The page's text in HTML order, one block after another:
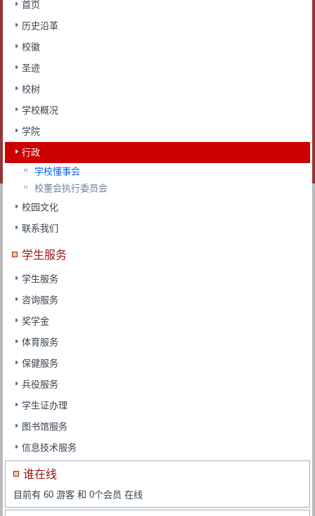
首页
历史沿革
校徽
圣迹
校树
学校概况
学院
行政
学校懂事会
校董会执行委员会
校园文化
联系我们
学生服务
学生服务
咨询服务
奖学金
体育服务
保健服务
兵役服务
学生证办理
图书馆服务
信息技术服务
谁在线
目前有 60 游客 和 0个会员 在线